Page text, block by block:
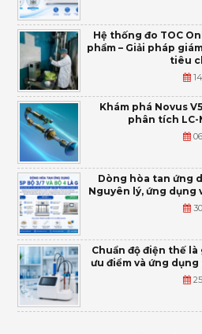
Hệ thống đo TOC
phẩm – Giải pháp
tiêu
Khám phá Novus
phân tích LC-
Dòng hòa tan ứng
Nguyên lý, ứng dụng
Chuẩn độ điện thế
ưu điểm và ứng